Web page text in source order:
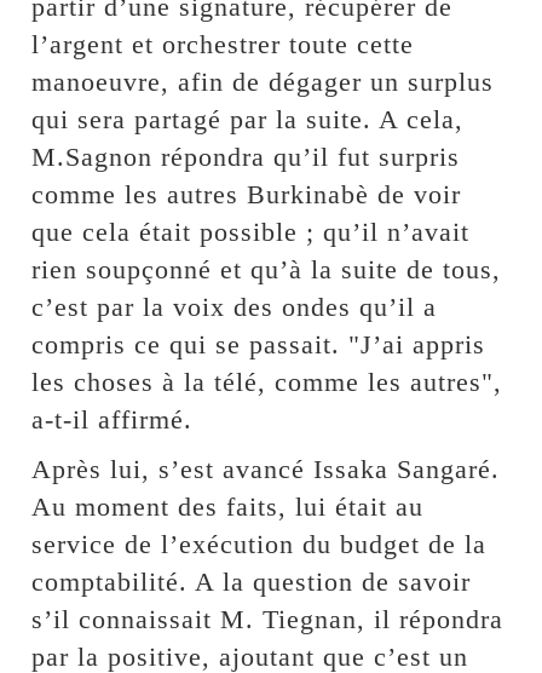
partir d’une signature, récupérer de
l’argent et orchestrer toute cette
manoeuvre, afin de dégager un surplus
qui sera partagé par la suite. A cela,
M.Sagnon répondra qu’il fut surpris
comme les autres Burkinabè de voir
que cela était possible ; qu’il n’avait
rien soupçonné et qu’à la suite de tous,
c’est par la voix des ondes qu’il a
compris ce qui se passait. "J’ai appris
les choses à la télé, comme les autres",
a-t-il affirmé.
Après lui, s’est avancé Issaka Sangaré.
Au moment des faits, lui était au
service de l’exécution du budget de la
comptabilité. A la question de savoir
s’il connaissait M. Tiegnan, il répondra
par la positive, ajoutant que c’est un